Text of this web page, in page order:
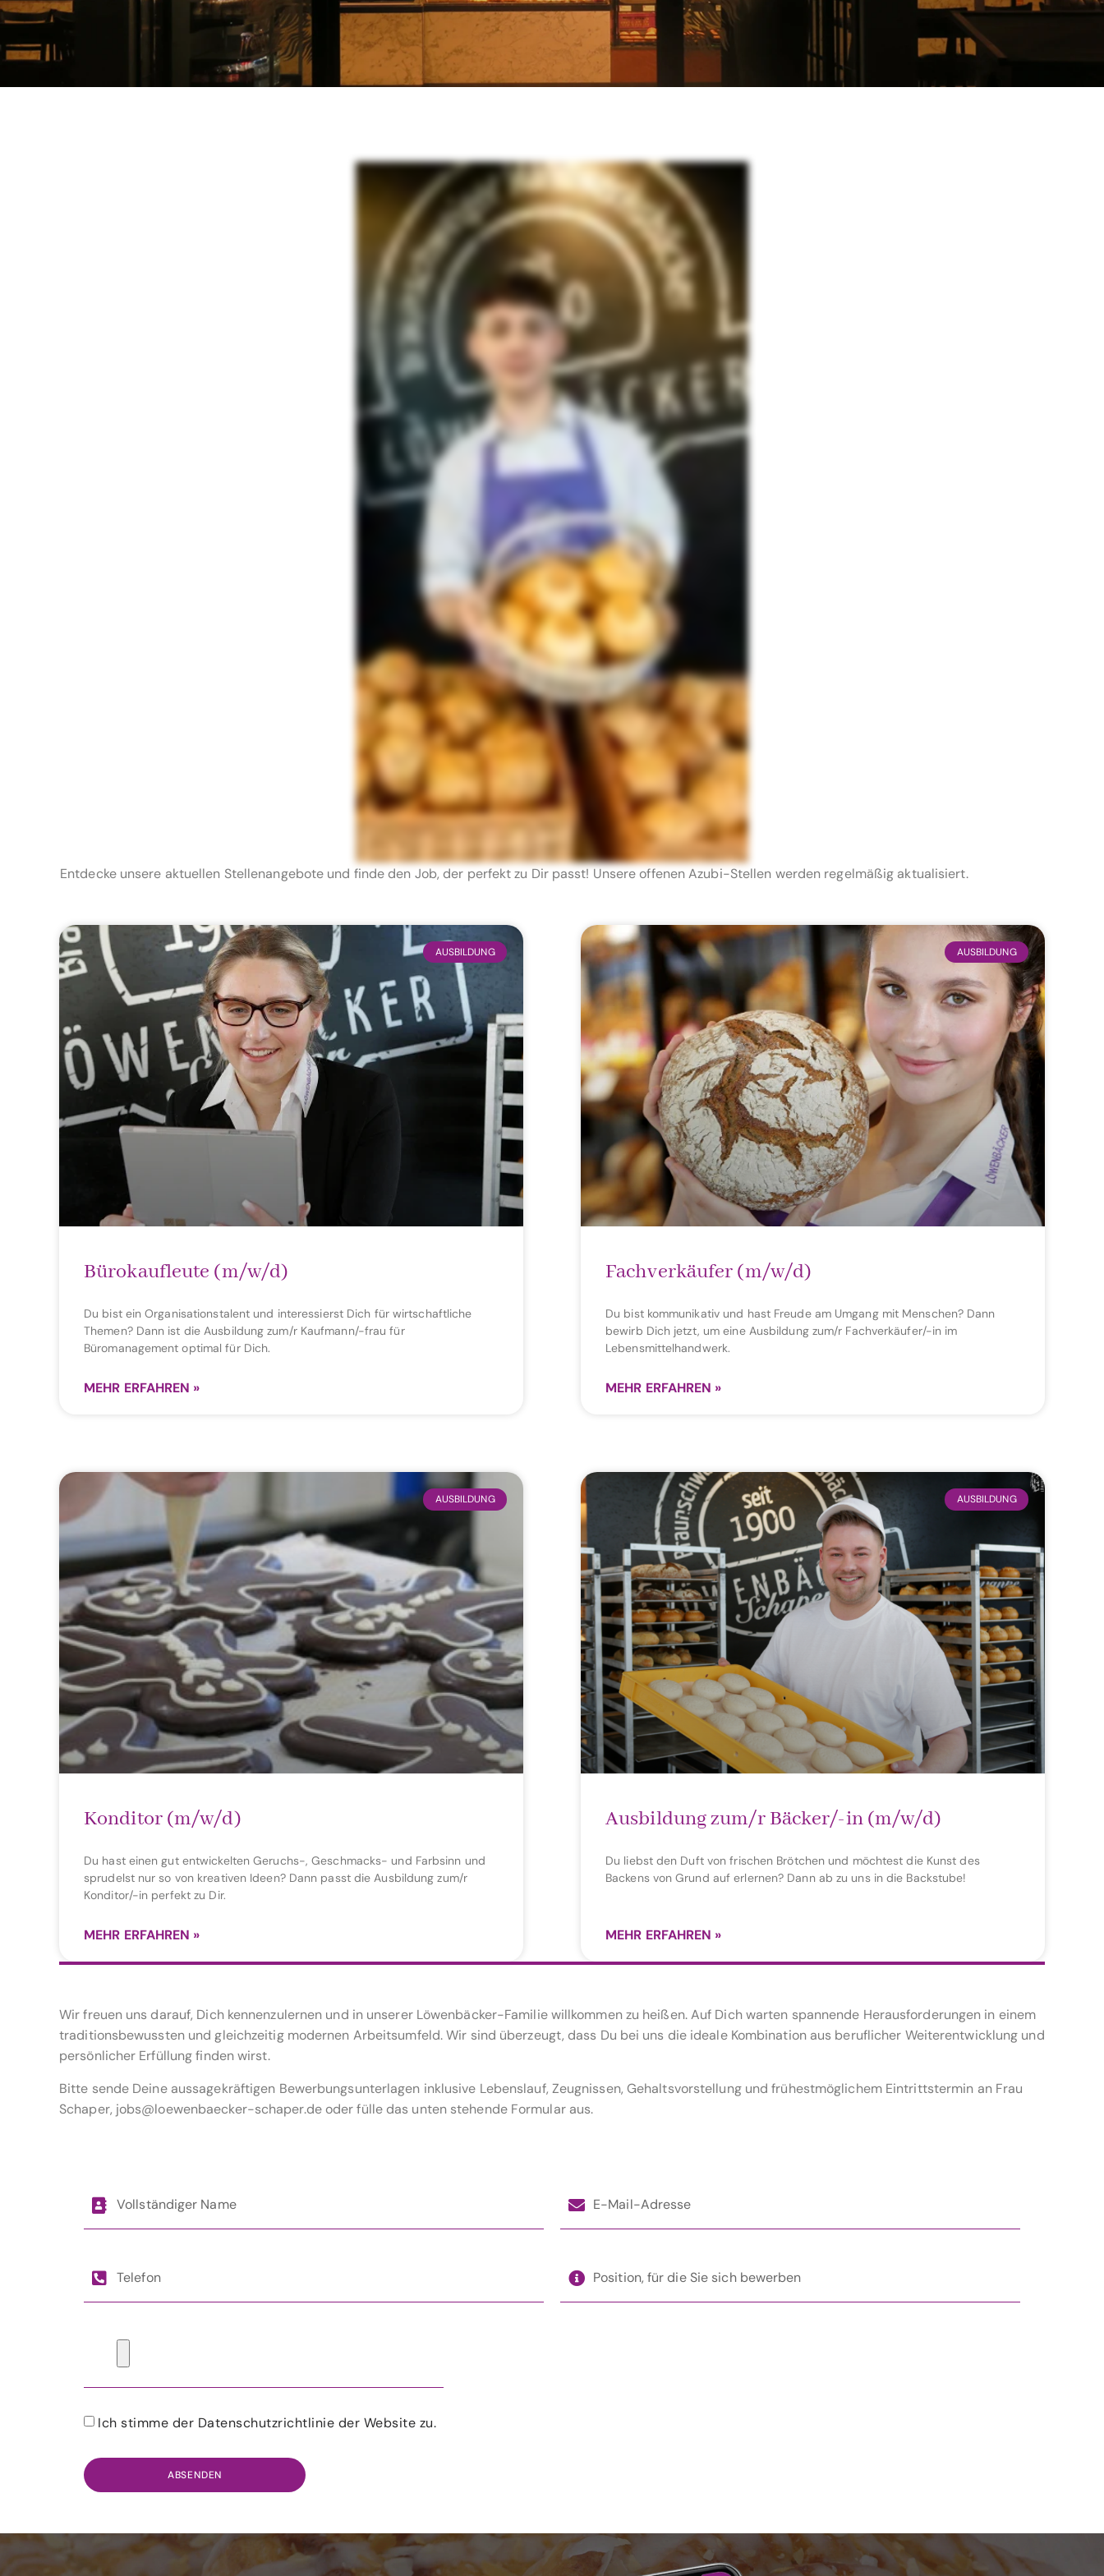
Entdecke unsere aktuellen Stellenangebote und finde den Job, der perfekt zu Dir passt! Unsere offenen Azubi-Stellen werden regelmäßig aktualisiert.
AUSBILDUNG
Bürokaufleute (m/w/d)
Du bist ein Organisationstalent und interessierst Dich für wirtschaftliche
Themen? Dann ist die Ausbildung zum/r Kaufmann/-frau für
Büromanagement optimal für Dich.
MEHR ERFAHREN »
AUSBILDUNG
Fachverkäufer (m/w/d)
Du bist kommunikativ und hast Freude am Umgang mit Menschen? Dann
bewirb Dich jetzt, um eine Ausbildung zum/r Fachverkäufer/-in im
Lebensmittelhandwerk.
MEHR ERFAHREN »
AUSBILDUNG
Konditor (m/w/d)
Du hast einen gut entwickelten Geruchs-, Geschmacks- und Farbsinn und
sprudelst nur so von kreativen Ideen? Dann passt die Ausbildung zum/r
Konditor/-in perfekt zu Dir.
MEHR ERFAHREN »
AUSBILDUNG
Ausbildung zum/r Bäcker/-in (m/w/d)
Du liebst den Duft von frischen Brötchen und möchtest die Kunst des
Backens von Grund auf erlernen? Dann ab zu uns in die Backstube!
MEHR ERFAHREN »
Wir freuen uns darauf, Dich kennenzulernen und in unserer Löwenbäcker-Familie willkommen zu heißen. Auf Dich warten spannende Herausforderungen in einem
traditionsbewussten und gleichzeitig modernen Arbeitsumfeld. Wir sind überzeugt, dass Du bei uns die ideale Kombination aus beruflicher Weiterentwicklung und
persönlicher Erfüllung finden wirst.
Bitte sende Deine aussagekräftigen Bewerbungsunterlagen inklusive Lebenslauf, Zeugnissen, Gehaltsvorstellung und frühestmöglichem Eintrittstermin an Frau
Schaper, jobs@loewenbaecker-schaper.de oder fülle das unten stehende Formular aus.
Ich stimme der Datenschutzrichtlinie der Website zu.
ABSENDEN